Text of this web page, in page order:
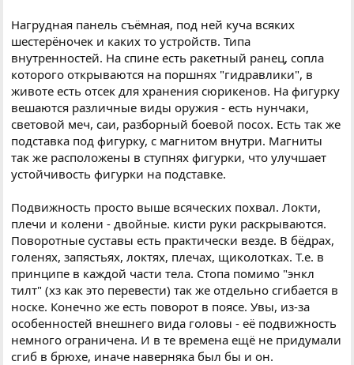
Нагрудная панель съёмная, под ней куча всяких
шестерёночек и каких то устройств. Типа
внутренностей. На спине есть ракетный ранец, сопла
которого открываются на поршнях "гидравлики", в
животе есть отсек для хранения сюрикенов. На фигурку
вешаются различные виды оружия - есть нунчаки,
световой меч, саи, разборный боевой посох. Есть так же
подставка под фигурку, с магнитом внутри. Магниты
так же расположены в ступнях фигурки, что улучшает
устойчивость фигурки на подставке.
Подвижность просто выше всяческих похвал. Локти,
плечи и колени - двойные. кисти руки раскрываются.
Поворотные суставы есть практически везде. В бёдрах,
голенях, запястьях, локтях, плечах, щиколотках. Т.е. в
принципе в каждой части тела. Стопа помимо "энкл
тилт" (хз как это перевести) так же отдельно сгибается в
носке. Конечно же есть поворот в поясе. Увы, из-за
особенностей внешнего вида головы - её подвижность
немного ограничена. И в те времена ещё не придумали
сгиб в брюхе, иначе наверняка был бы и он.